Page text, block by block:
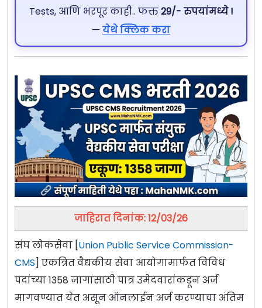
Tests, आणि भरपूर काही.. फक्त29/- रुपयांमध्ये !
— येथे क्लिक करा
जाहिरात दिनांक: 12/03/26
संघ लोकसेवा [Union Public Service Commission-
CMS] एकत्रित वैद्यकीय सेवा आयोगामार्फत विविध
पदांच्या 1358 जागांसाठी पात्र उमेदवारांकडून अर्ज
मागवण्यात येत असून ऑनलाईन अर्ज करण्याचा अंतिम